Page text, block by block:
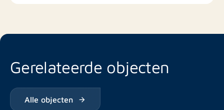
Gerelateerde objecten
Alle objecten